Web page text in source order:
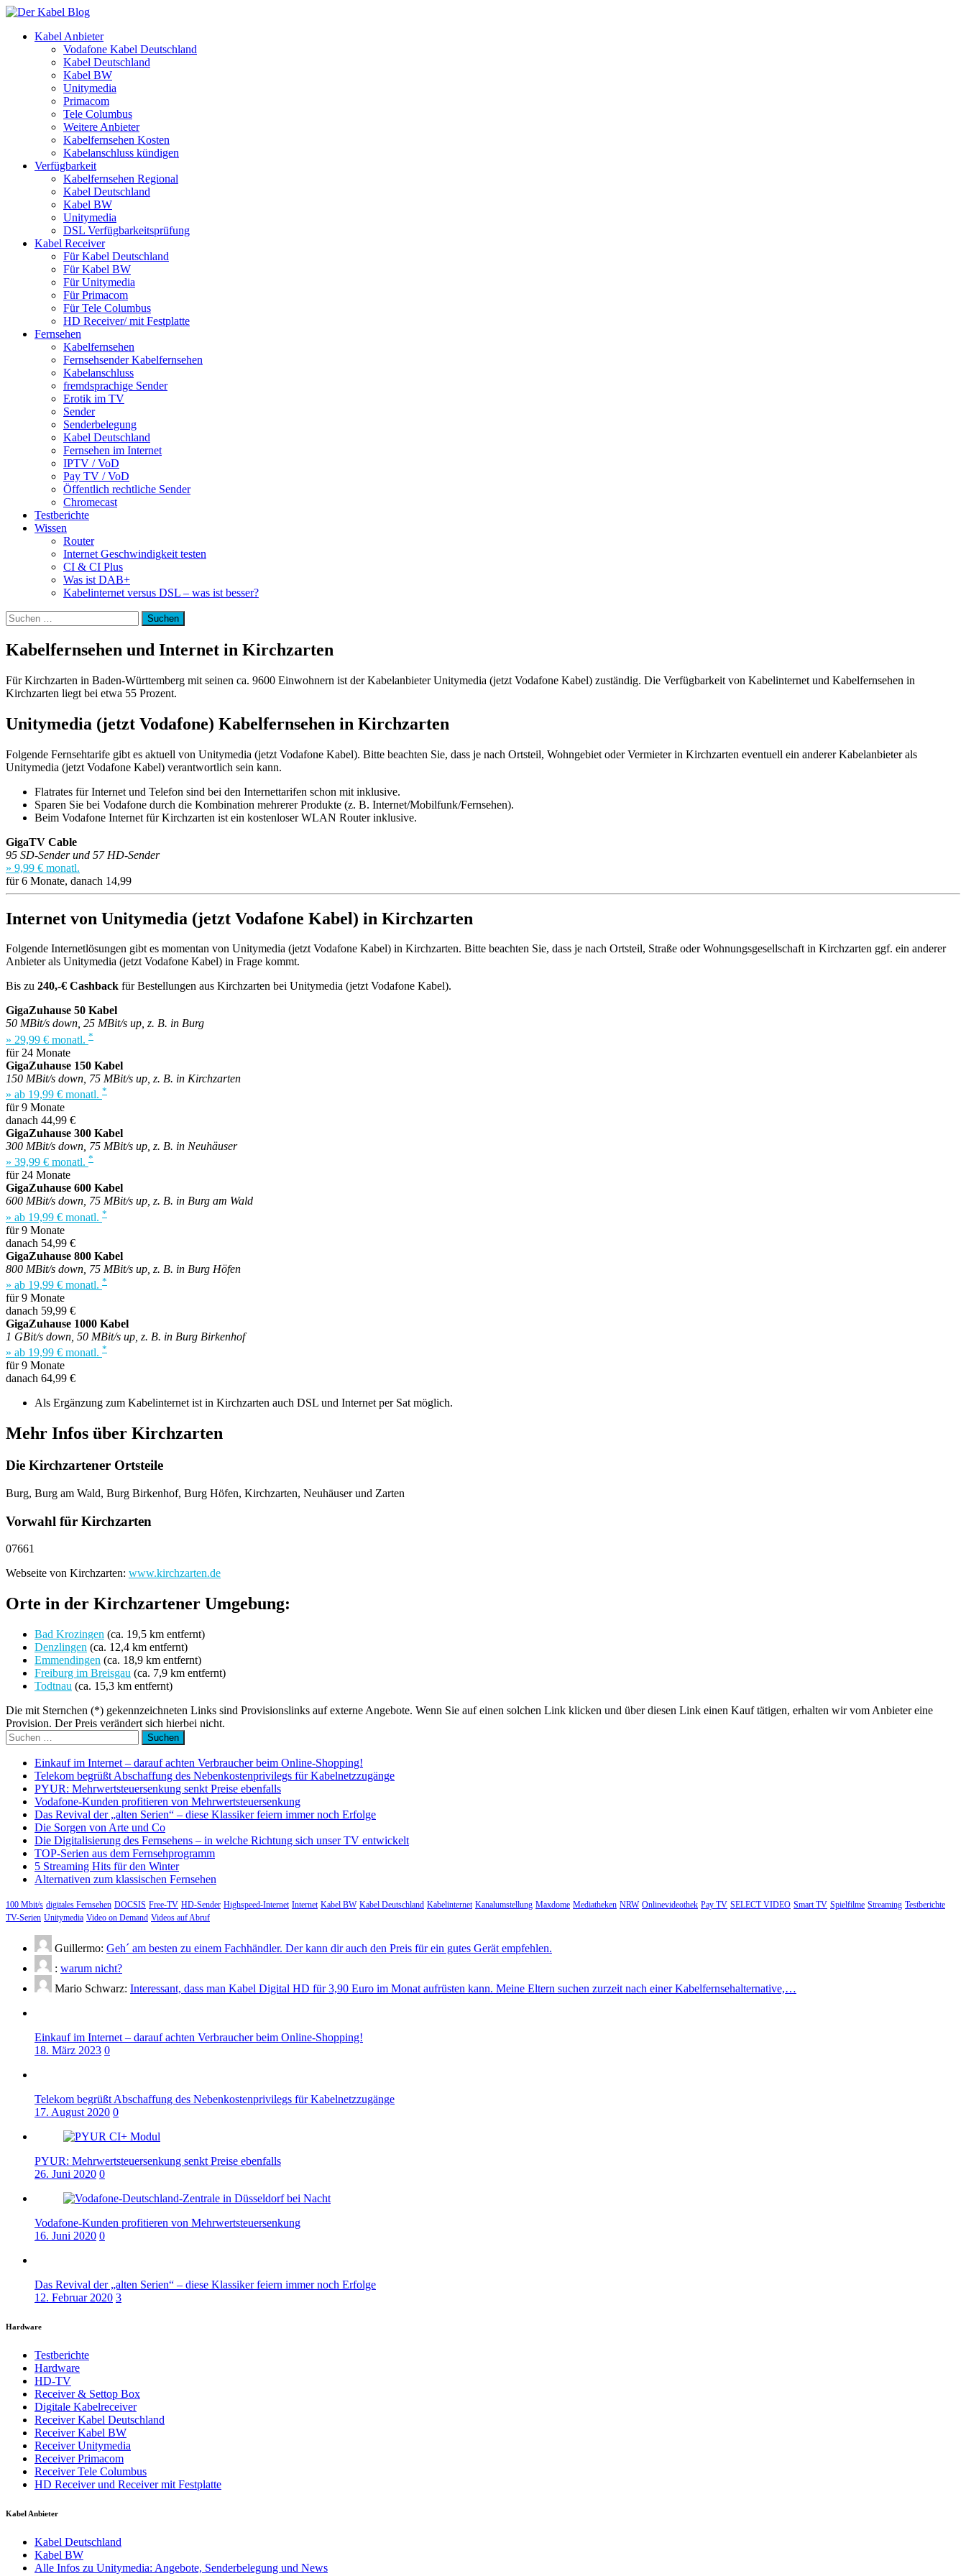
Kabel Anbieter
Vodafone Kabel Deutschland
Kabel Deutschland
Kabel BW
Unitymedia
Primacom
Tele Columbus
Weitere Anbieter
Kabelfernsehen Kosten
Kabelanschluss kündigen
Verfügbarkeit
Kabelfernsehen Regional
Kabel Deutschland
Kabel BW
Unitymedia
DSL Verfügbarkeitsprüfung
Kabel Receiver
Für Kabel Deutschland
Für Kabel BW
Für Unitymedia
Für Primacom
Für Tele Columbus
HD Receiver/ mit Festplatte
Fernsehen
Kabelfernsehen
Fernsehsender Kabelfernsehen
Kabelanschluss
fremdsprachige Sender
Erotik im TV
Sender
Senderbelegung
Kabel Deutschland
Fernsehen im Internet
IPTV / VoD
Pay TV / VoD
Öffentlich rechtliche Sender
Chromecast
Testberichte
Wissen
Router
Internet Geschwindigkeit testen
CI & CI Plus
Was ist DAB+
Kabelinternet versus DSL – was ist besser?
Suchen
nach:
Kabelfernsehen und Internet in Kirchzarten
Für Kirchzarten in Baden-Württemberg mit seinen ca. 9600 Einwohnern ist der Kabelanbieter Unitymedia (jetzt Vodafone Kabel) zuständig. Die Verfügbarkeit von Kabelinternet und Kabelfernsehen in
Kirchzarten liegt bei etwa 55 Prozent.
Unitymedia (jetzt Vodafone) Kabelfernsehen in Kirchzarten
Folgende Fernsehtarife gibt es aktuell von Unitymedia (jetzt Vodafone Kabel). Bitte beachten Sie, dass je nach Ortsteil, Wohngebiet oder Vermieter in Kirchzarten eventuell ein anderer Kabelanbieter als
Unitymedia (jetzt Vodafone Kabel) verantwortlich sein kann.
Flatrates für Internet und Telefon sind bei den Internettarifen schon mit inklusive.
Sparen Sie bei Vodafone durch die Kombination mehrerer Produkte (z. B. Internet/Mobilfunk/Fernsehen).
Beim Vodafone Internet für Kirchzarten ist ein kostenloser WLAN Router inklusive.
GigaTV Cable
95 SD-Sender und 57 HD-Sender
» 9,99 € monatl.
für 6 Monate, danach 14,99
Internet von Unitymedia (jetzt Vodafone Kabel) in Kirchzarten
Folgende Internetlösungen gibt es momentan von Unitymedia (jetzt Vodafone Kabel) in Kirchzarten. Bitte beachten Sie, dass je nach Ortsteil, Straße oder Wohnungsgesellschaft in Kirchzarten ggf. ein anderer
Anbieter als Unitymedia (jetzt Vodafone Kabel) in Frage kommt.
Bis zu 240,-€ Cashback für Bestellungen aus Kirchzarten bei Unitymedia (jetzt Vodafone Kabel).
GigaZuhause 50 Kabel
50 MBit/s down, 25 MBit/s up, z. B. in Burg
» 29,99 € monatl. *
für 24 Monate
GigaZuhause 150 Kabel
150 MBit/s down, 75 MBit/s up, z. B. in Kirchzarten
» ab 19,99 € monatl. *
für 9 Monate
danach 44,99 €
GigaZuhause 300 Kabel
300 MBit/s down, 75 MBit/s up, z. B. in Neuhäuser
» 39,99 € monatl. *
für 24 Monate
GigaZuhause 600 Kabel
600 MBit/s down, 75 MBit/s up, z. B. in Burg am Wald
» ab 19,99 € monatl. *
für 9 Monate
danach 54,99 €
GigaZuhause 800 Kabel
800 MBit/s down, 75 MBit/s up, z. B. in Burg Höfen
» ab 19,99 € monatl. *
für 9 Monate
danach 59,99 €
GigaZuhause 1000 Kabel
1 GBit/s down, 50 MBit/s up, z. B. in Burg Birkenhof
» ab 19,99 € monatl. *
für 9 Monate
danach 64,99 €
Als Ergänzung zum Kabelinternet ist in Kirchzarten auch DSL und Internet per Sat möglich.
Mehr Infos über Kirchzarten
Die Kirchzartener Ortsteile
Burg, Burg am Wald, Burg Birkenhof, Burg Höfen, Kirchzarten, Neuhäuser und Zarten
Vorwahl für Kirchzarten
07661
Webseite von Kirchzarten: www.kirchzarten.de
Orte in der Kirchzartener Umgebung:
Bad Krozingen (ca. 19,5 km entfernt)
Denzlingen (ca. 12,4 km entfernt)
Emmendingen (ca. 18,9 km entfernt)
Freiburg im Breisgau (ca. 7,9 km entfernt)
Todtnau (ca. 15,3 km entfernt)
Die mit Sternchen (*) gekennzeichneten Links sind Provisionslinks auf externe Angebote. Wenn Sie auf einen solchen Link klicken und über diesen Link einen Kauf tätigen, erhalten wir vom Anbieter eine
Provision. Der Preis verändert sich hierbei nicht.
Suchen
nach:
Einkauf im Internet – darauf achten Verbraucher beim Online-Shopping!
Telekom begrüßt Abschaffung des Nebenkostenprivilegs für Kabelnetzzugänge
PYUR: Mehrwertsteuersenkung senkt Preise ebenfalls
Vodafone-Kunden profitieren von Mehrwertsteuersenkung
Das Revival der „alten Serien“ – diese Klassiker feiern immer noch Erfolge
Die Sorgen von Arte und Co
Die Digitalisierung des Fernsehens – in welche Richtung sich unser TV entwickelt
TOP-Serien aus dem Fernsehprogramm
5 Streaming Hits für den Winter
Alternativen zum klassischen Fernsehen
100 Mbit/s digitales Fernsehen DOCSIS Free-TV HD-Sender Highspeed-Internet Internet Kabel BW Kabel Deutschland Kabelinternet Kanalumstellung Maxdome Mediatheken NRW Onlinevideothek Pay TV SELECT VIDEO Smart TV Spielfilme Streaming Testberichte
TV-Serien Unitymedia Video on Demand Videos auf Abruf
Guillermo: Geh´ am besten zu einem Fachhändler. Der kann dir auch den Preis für ein gutes Gerät empfehlen.
: warum nicht?
Mario Schwarz: Interessant, dass man Kabel Digital HD für 3,90 Euro im Monat aufrüsten kann. Meine Eltern suchen zurzeit nach einer Kabelfernsehalternative,…
Einkauf im Internet – darauf achten Verbraucher beim Online-Shopping!
18. März 2023 0
Telekom begrüßt Abschaffung des Nebenkostenprivilegs für Kabelnetzzugänge
17. August 2020 0
PYUR: Mehrwertsteuersenkung senkt Preise ebenfalls
26. Juni 2020 0
Vodafone-Kunden profitieren von Mehrwertsteuersenkung
16. Juni 2020 0
Das Revival der „alten Serien“ – diese Klassiker feiern immer noch Erfolge
12. Februar 2020 3
Hardware
Testberichte
Hardware
HD-TV
Receiver & Settop Box
Digitale Kabelreceiver
Receiver Kabel Deutschland
Receiver Kabel BW
Receiver Unitymedia
Receiver Primacom
Receiver Tele Columbus
HD Receiver und Receiver mit Festplatte
Kabel Anbieter
Kabel Deutschland
Kabel BW
Alle Infos zu Unitymedia: Angebote, Senderbelegung und News